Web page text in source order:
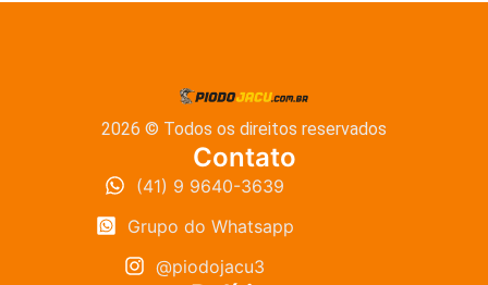
2026 © Todos os direitos reservados
Contato
(41) 9 9640-3639
Grupo do Whatsapp
@piodojacu3